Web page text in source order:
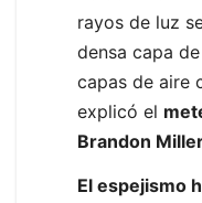
rayos de luz
densa capa
capas de aire
explicó el
Brandon
El espejismo